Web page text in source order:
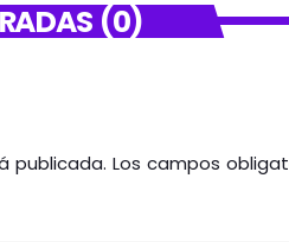
(0)
publicada. Los campos